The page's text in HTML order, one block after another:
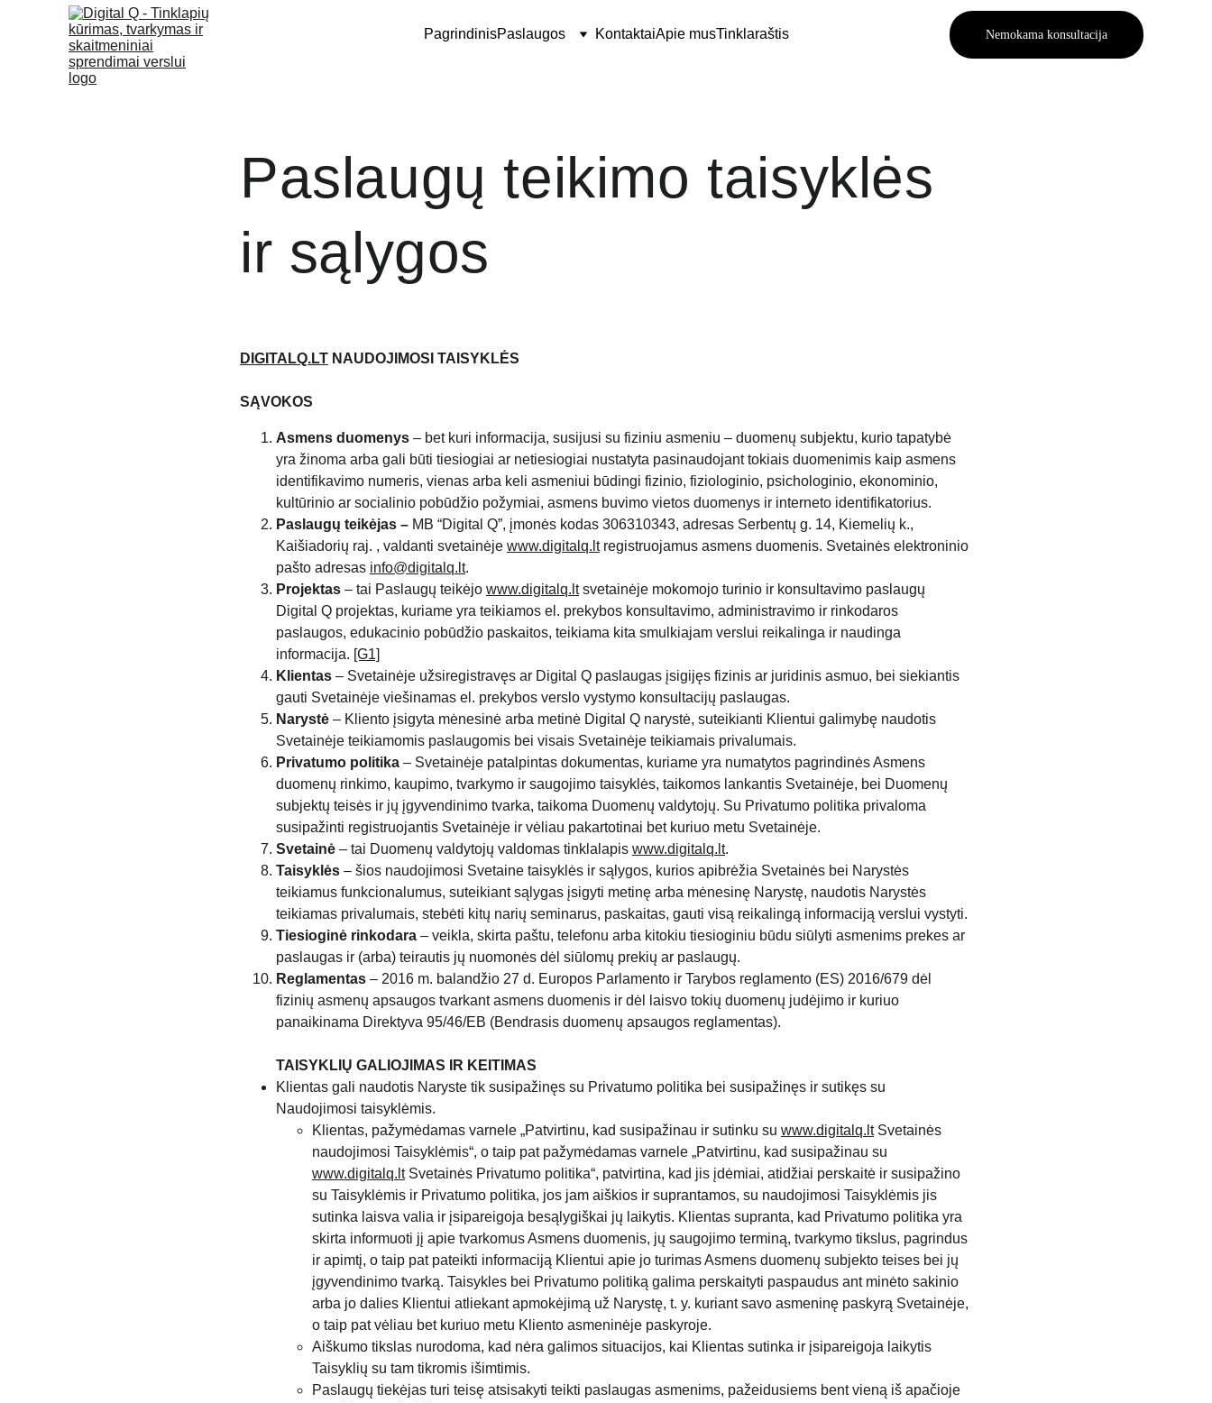
PagrindinisPaslaugos KontaktaiApie musTinklaraštis Nemokama konsultacija
Paslaugų teikimo taisyklės
ir sąlygos
DIGITALQ.LT NAUDOJIMOSI TAISYKLĖS
SĄVOKOS
Asmens duomenys – bet kuri informacija, susijusi su fiziniu asmeniu – duomenų subjektu, kurio tapatybė
yra žinoma arba gali būti tiesiogiai ar netiesiogiai nustatyta pasinaudojant tokiais duomenimis kaip asmens
identifikavimo numeris, vienas arba keli asmeniui būdingi fizinio, fiziologinio, psichologinio, ekonominio,
kultūrinio ar socialinio pobūdžio požymiai, asmens buvimo vietos duomenys ir interneto identifikatorius.
Paslaugų teikėjas – MB “Digital Q”, įmonės kodas 306310343, adresas Serbentų g. 14, Kiemelių k.,
Kaišiadorių raj. , valdanti svetainėje www.digitalq.lt registruojamus asmens duomenis. Svetainės elektroninio
pašto adresas info@digitalq.lt.
Projektas – tai Paslaugų teikėjo www.digitalq.lt svetainėje mokomojo turinio ir konsultavimo paslaugų
Digital Q projektas, kuriame yra teikiamos el. prekybos konsultavimo, administravimo ir rinkodaros
paslaugos, edukacinio pobūdžio paskaitos, teikiama kita smulkiajam verslui reikalinga ir naudinga
informacija. [G1]
Klientas – Svetainėje užsiregistravęs ar Digital Q paslaugas įsigijęs fizinis ar juridinis asmuo, bei siekiantis
gauti Svetainėje viešinamas el. prekybos verslo vystymo konsultacijų paslaugas.
Narystė – Kliento įsigyta mėnesinė arba metinė Digital Q narystė, suteikianti Klientui galimybę naudotis
Svetainėje teikiamomis paslaugomis bei visais Svetainėje teikiamais privalumais.
Privatumo politika – Svetainėje patalpintas dokumentas, kuriame yra numatytos pagrindinės Asmens
duomenų rinkimo, kaupimo, tvarkymo ir saugojimo taisyklės, taikomos lankantis Svetainėje, bei Duomenų
subjektų teisės ir jų įgyvendinimo tvarka, taikoma Duomenų valdytojų. Su Privatumo politika privaloma
susipažinti registruojantis Svetainėje ir vėliau pakartotinai bet kuriuo metu Svetainėje.
Svetainė – tai Duomenų valdytojų valdomas tinklalapis www.digitalq.lt.
Taisyklės – šios naudojimosi Svetaine taisyklės ir sąlygos, kurios apibrėžia Svetainės bei Narystės
teikiamus funkcionalumus, suteikiant sąlygas įsigyti metinę arba mėnesinę Narystę, naudotis Narystės
teikiamas privalumais, stebėti kitų narių seminarus, paskaitas, gauti visą reikalingą informaciją verslui vystyti.
Tiesioginė rinkodara – veikla, skirta paštu, telefonu arba kitokiu tiesioginiu būdu siūlyti asmenims prekes ar
paslaugas ir (arba) teirautis jų nuomonės dėl siūlomų prekių ar paslaugų.
Reglamentas – 2016 m. balandžio 27 d. Europos Parlamento ir Tarybos reglamento (ES) 2016/679 dėl
fizinių asmenų apsaugos tvarkant asmens duomenis ir dėl laisvo tokių duomenų judėjimo ir kuriuo
panaikinama Direktyva 95/46/EB (Bendrasis duomenų apsaugos reglamentas).
TAISYKLIŲ GALIOJIMAS IR KEITIMAS
Klientas gali naudotis Naryste tik susipažinęs su Privatumo politika bei susipažinęs ir sutikęs su
Naudojimosi taisyklėmis.
Klientas, pažymėdamas varnele „Patvirtinu, kad susipažinau ir sutinku su www.digitalq.lt Svetainės
naudojimosi Taisyklėmis“, o taip pat pažymėdamas varnele „Patvirtinu, kad susipažinau su
www.digitalq.lt Svetainės Privatumo politika“, patvirtina, kad jis įdėmiai, atidžiai perskaitė ir susipažino
su Taisyklėmis ir Privatumo politika, jos jam aiškios ir suprantamos, su naudojimosi Taisyklėmis jis
sutinka laisva valia ir įsipareigoja besąlygiškai jų laikytis. Klientas supranta, kad Privatumo politika yra
skirta informuoti jį apie tvarkomus Asmens duomenis, jų saugojimo terminą, tvarkymo tikslus, pagrindus
ir apimtį, o taip pat pateikti informaciją Klientui apie jo turimas Asmens duomenų subjekto teises bei jų
įgyvendinimo tvarką. Taisykles bei Privatumo politiką galima perskaityti paspaudus ant minėto sakinio
arba jo dalies Klientui atliekant apmokėjimą už Narystę, t. y. kuriant savo asmeninę paskyrą Svetainėje,
o taip pat vėliau bet kuriuo metu Kliento asmeninėje paskyroje.
Aiškumo tikslas nurodoma, kad nėra galimos situacijos, kai Klientas sutinka ir įsipareigoja laikytis
Taisyklių su tam tikromis išimtimis.
Paslaugų tiekėjas turi teisę atsisakyti teikti paslaugas asmenims, pažeidusiems bent vieną iš apačioje